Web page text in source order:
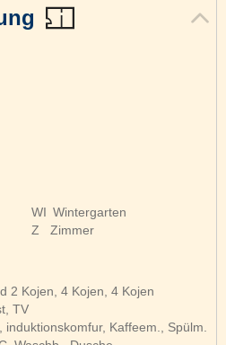
WI Wintergarten
Z
Zimmer
2 Kojen, 4 Kojen, 4 Kojen
TV
Kaffeem., Spülm.